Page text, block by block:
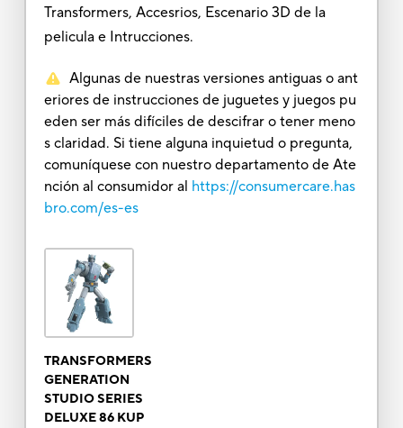
Transformers, Accesrios, Escenario 3D de la
pelicula e Intrucciones.
Algunas de nuestras versiones antiguas o ant
eriores de instrucciones de juguetes y juegos pu
eden ser más difíciles de descifrar o tener meno
s claridad. Si tiene alguna inquietud o pregunta,
comuníquese con nuestro departamento de Ate
nción al consumidor al https://consumercare.has
bro.com/es-es
TRANSFORMERS
GENERATION
STUDIO SERIES
DELUXE 86 KUP